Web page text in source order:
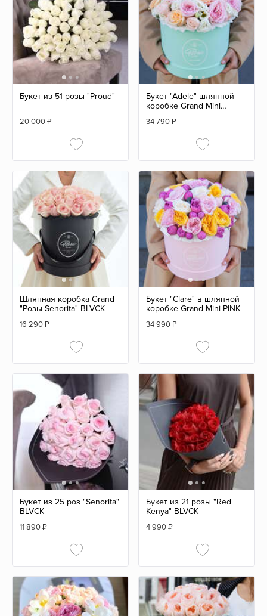
Букет из 51 розы "Proud"
20 000₽
Букет "Adele" шляпной
коробке Grand Mini
34 790₽
Шляпная коробка Grand
"Розы Senorita" BLVCK
16 290₽
Букет "Clare" в шляпной
коробке Grand Mini PINK
34 990₽
Букет из 25 роз "Senorita"
BLVCK
11 890₽
Букет из 21 розы "Red
Kenya" BLVCK
4 990₽